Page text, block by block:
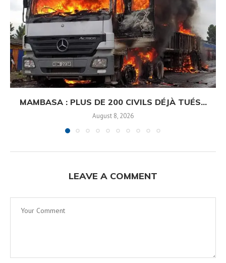
MAMBASA : PLUS DE 200 CIVILS DÉJÀ TUÉS...
August 8, 2026
LEAVE A COMMENT